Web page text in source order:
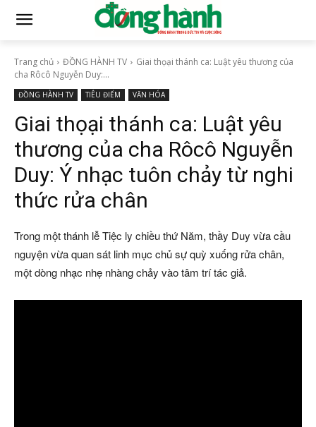
Trang chủ ĐỒNG HÀNH TV
Giai thọại thánh ca: Luật yêu thương của
cha Rôcô Nguyễn Duy:...
ĐỒNG HÀNH TV TIÊU ĐIỂM VĂN HÓA
Giai thọại thánh ca: Luật yêu
thương của cha Rôcô Nguyễn
Duy: Ý nhạc tuôn chảy từ nghi
thức rửa chân
Trong một thánh lễ Tiệc ly chiều thứ Năm, thầy Duy vừa cầu
nguyện vừa quan sát linh mục chủ sự quỳ xuống rửa chân,
một dòng nhạc nhẹ nhàng chảy vào tâm trí tác giả.